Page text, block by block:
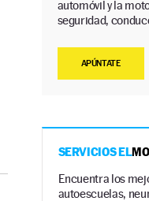
automóvil y la
seguridad,
APÚNTATE
SERVICIOS EL
Encuentra los
autoescuelas,